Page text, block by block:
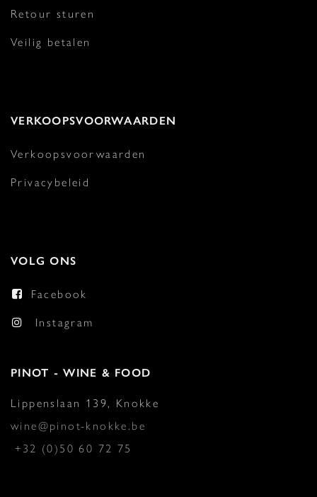
Retour sturen
Veilig betalen
VERKOOPSVOORWAARDEN
Verkoopsvoorwaarden
Privacybeleid
VOLG ONS
Facebook
Instagram
PINOT - WINE & FOOD
Lippenslaan 139, Knokke
wine@pinot-knokke.be
+32 (0)50 60 72 75